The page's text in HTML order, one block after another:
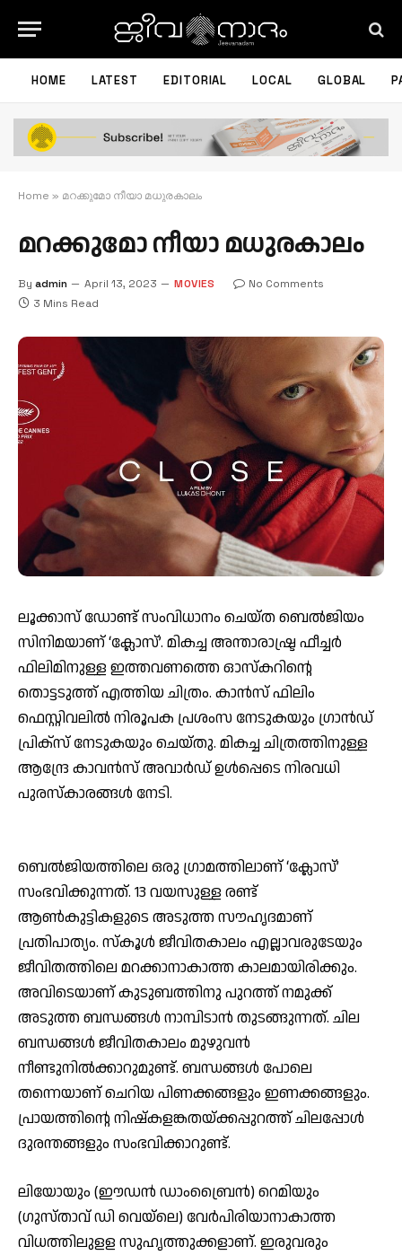
HOME LATEST EDITORIAL LOCAL GLOBAL
Home » മറക്കുമോ നീയാ മധുരകാലം
മറക്കുമോ നീയാ മധുരകാലം
By admin April 13, 2023 MOVIES
No Comments
3 Mins Read
ലൂക്കാസ് ഡോണ്ട് സംവിധാനം ചെയ്ത ബെല്‍ജിയം
സിനിമയാണ് ‘ക്ലോസ്’. മികച്ച അന്താരാഷ്ട്ര ഫീച്ചര്‍
ഫിലിമിനുള്ള ഇത്തവണത്തെ ഓസ്‌കറിന്റെ
തൊട്ടടുത്ത് എത്തിയ ചിത്രം. കാന്‍സ് ഫിലിം
ഫെസ്റ്റിവലില്‍ നിരൂപക പ്രശംസ നേടുകയും ഗ്രാന്‍ഡ്
പ്രിക്സ് നേടുകയും ചെയ്തു. മികച്ച ചിത്രത്തിനുള്ള
ആന്ദ്രേ കാവന്‍സ് അവാര്‍ഡ് ഉള്‍പ്പെടെ നിരവധി
പുരസ്‌കാരങ്ങള്‍ നേടി.
ബെല്‍ജിയത്തിലെ ഒരു ഗ്രാമത്തിലാണ് ‘ക്ലോസ്’
സംഭവിക്കുന്നത്. 13 വയസുള്ള രണ്ട്
ആണ്‍കുട്ടികളുടെ അടുത്ത സൗഹൃദമാണ്
പ്രതിപാത്യം. സ്‌കൂള്‍ ജീവിതകാലം എല്ലാവരുടേയും
ജീവിതത്തിലെ മറക്കാനാകാത്ത കാലമായിരിക്കും.
അവിടെയാണ് കുടുബത്തിനു പുറത്ത് നമുക്ക്
അടുത്ത ബന്ധങ്ങള്‍ നാമ്പിടാന്‍ തുടങ്ങുന്നത്. ചില
ബന്ധങ്ങള്‍ ജീവിതകാലം മുഴുവന്‍
നീണ്ടുനില്‍ക്കാറുമുണ്ട്. ബന്ധങ്ങള്‍ പോലെ
തന്നെയാണ് ചെറിയ പിണക്കങ്ങളും ഇണക്കങ്ങളും.
പ്രായത്തിന്റെ നിഷ്‌കളങ്കതയ്ക്കപ്പുറത്ത് ചിലപ്പോള്‍
ദുരന്തങ്ങളും സംഭവിക്കാറുണ്ട്.
ലിയോയും (ഈഡന്‍ ഡാംബ്രൈന്‍) റെമിയും
(ഗുസ്താവ് ഡി വെയ്‌ലെ) വേര്‍പിരിയാനാകാത്ത
വിധത്തിലുളള സുഹൃത്തുക്കളാണ്. ഇരുവരും